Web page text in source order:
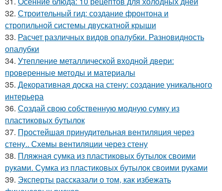
32. Строительный гид: создание фронтона и
стропильной системы двускатной крыши
33. Расчет различных видов опалубки. Разновидность
опалубки
34. Утепление металлической входной двери:
проверенные методы и материалы
35. Декоративная доска на стену: создание уникального
интерьера
36. Создай свою собственную модную сумку из
пластиковых бутылок
37. Простейшая принудительная вентиляция через
стену.. Схемы вентиляции через стену
38. Пляжная сумка из пластиковых бутылок своими
руками. Сумка из пластиковых бутылок своими руками
39. Эксперты рассказали о том, как избежать